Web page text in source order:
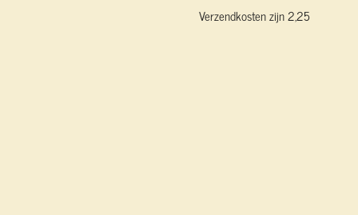
Verzendkosten zijn 2,25